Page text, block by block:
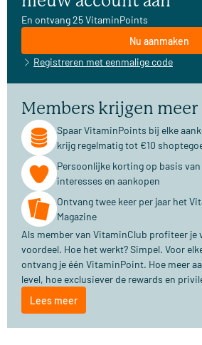
En ontvang 25 VitaminPoints
Nu aanmaken
Registreren met eenmalige code
Members krijgen meer
Spaar VitaminPoints bij elke
krijg regelmatig tot €10
Persoonlijke korting op basis
interesses en aankopen
Ontvang twee keer per jaar het
Magazine
Als member van VitaminClub profiteer je
voordeel. Hoe het werkt? Simpel. Voor
ontvang je één VitaminPoint. Hoe meer
level, hoe exclusiever de rewards en
Lees meer